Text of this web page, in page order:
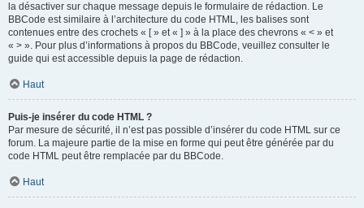
la désactiver sur chaque message depuis le formulaire de rédaction. Le
BBCode est similaire à l’architecture du code HTML, les balises sont
contenues entre des crochets « [ » et « ] » à la place des chevrons « < » et
« > ». Pour plus d’informations à propos du BBCode, veuillez consulter le
guide qui est accessible depuis la page de rédaction.
Haut
Puis-je insérer du code HTML ?
Par mesure de sécurité, il n’est pas possible d’insérer du code HTML sur ce
forum. La majeure partie de la mise en forme qui peut être générée par du
code HTML peut être remplacée par du BBCode.
Haut